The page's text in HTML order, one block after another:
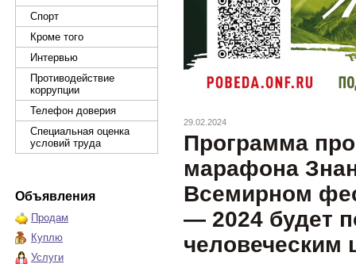
Спорт
Кроме того
Интервью
Противодействие
коррупции
Телефон доверия
Специальная оценка
условий труда
Объявления
Продам
Куплю
Услуги
29.02.2024
Программа
марафона
Всемирном
— 2024 будет
человеческим